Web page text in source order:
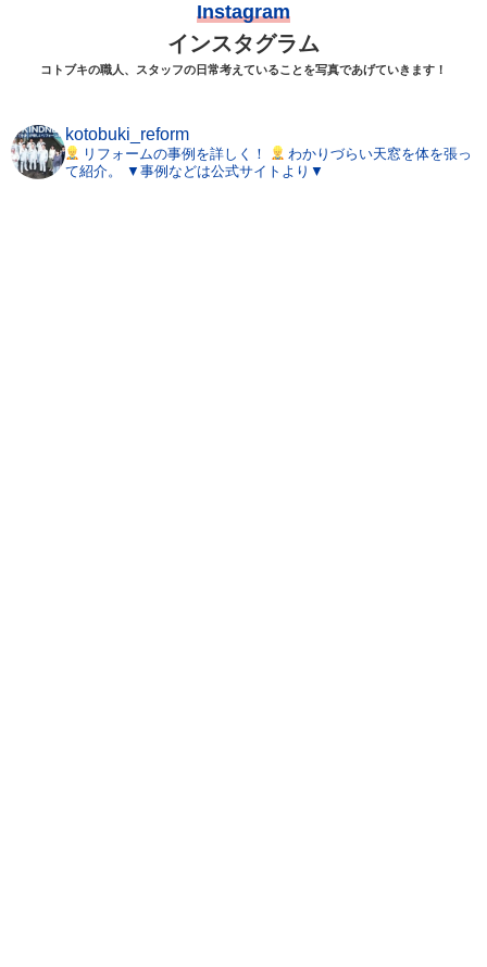
Instagram
インスタグラム
コトブキの職人、スタッフの日常考えていることを写真であげていきます！
kotobuki_reform
リフォームの事例を詳しく！
わかりづらい天窓を体を張っ
て紹介。
▼事例などは公式サイトより▼